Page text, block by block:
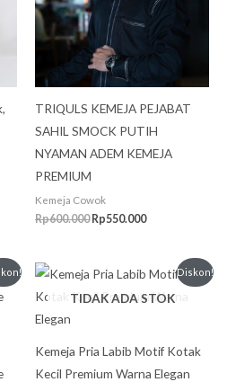
TRIQULS KEMEJA PEJABAT
SAHIL SMOCK PUTIH
NYAMAN ADEM KEMEJA
PREMIUM
Kemeja Cowok
Rp600.000 Rp550.000
Diskon!
TIDAK ADA STOK
Kemeja Pria Labib Motif Kotak
Kecil Premium Warna Elegan
Harga
aslinya
adalah:
Harga
saat
ini